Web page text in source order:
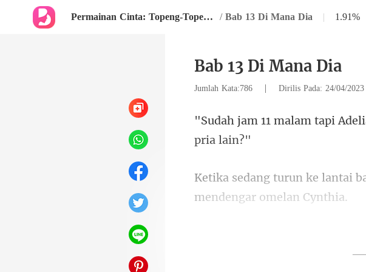
Permainan Cinta: Topeng-Topeng Kekasih / Bab 13 Di Mana Dia | 1.91%
Bab 13 Di Mana Dia
Jumlah Kata:786 | Dirilis Pada: 24/04/2023
masih tinggal di pedesaan. Siap